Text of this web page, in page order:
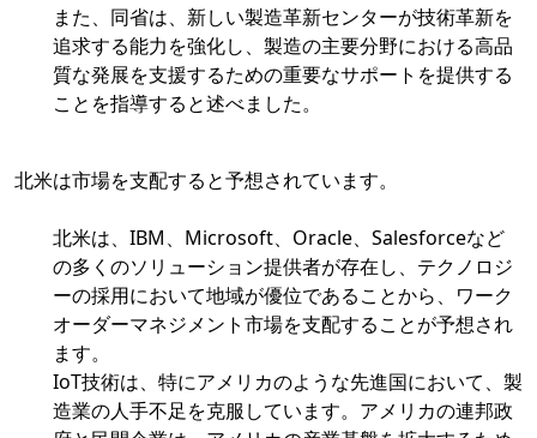
また、同省は、新しい製造革新センターが技術革新を
追求する能力を強化し、製造の主要分野における高品
質な発展を支援するための重要なサポートを提供する
ことを指導すると述べました。
北米は市場を支配すると予想されています。
北米は、IBM、Microsoft、Oracle、Salesforceなど
の多くのソリューション提供者が存在し、テクノロジ
ーの採用において地域が優位であることから、ワーク
オーダーマネジメント市場を支配することが予想され
ます。
IoT技術は、特にアメリカのような先進国において、製
造業の人手不足を克服しています。アメリカの連邦政